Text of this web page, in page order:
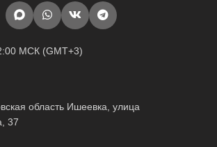
МСК (GMT+3)
область Ишеевка, улица
37